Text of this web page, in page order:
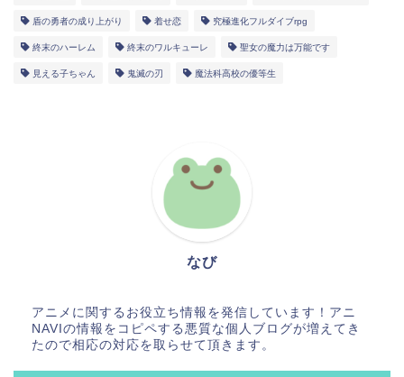
盾の勇者の成り上がり 着せ恋 究極進化フルダイブrpg
終末のハーレム 終末のワルキューレ 聖女の魔力は万能です
見える子ちゃん 鬼滅の刃 魔法科高校の優等生
なび
アニメに関するお役立ち情報を発信しています！アニ
NAVIの情報をコピペする悪質な個人ブログが増えてき
たので相応の対応を取らせて頂きます。